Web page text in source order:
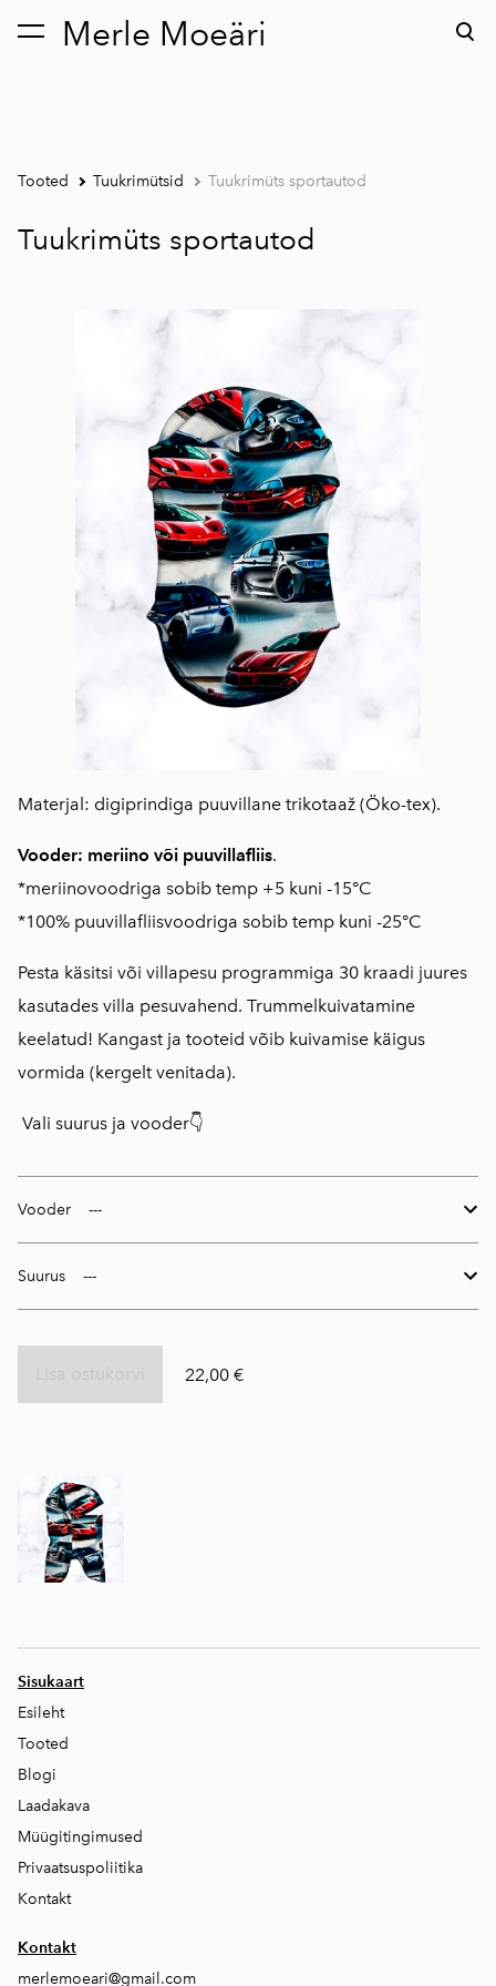
Merle Moeäri
lisati ostukorvi. Vaata ostukorvi
Tooted Tuukrimütsid Tuukrimüts sportautod
Tuukrimüts sportautod
Materjal: digiprindiga puuvillane trikotaaž (Öko-tex).
Vooder: meriino või puuvillafliis.
*meriinovoodriga sobib temp +5 kuni -15°C
*100% puuvillafliisvoodriga sobib temp kuni -25°C
Pesta käsitsi või villapesu programmiga 30 kraadi juures
kasutades villa pesuvahend. Trummelkuivatamine
keelatud! Kangast ja tooteid võib kuivamise käigus
vormida (kergelt venitada).
Vali suurus ja vooder👇
Vooder
Suurus
22,00 €
Sisukaart
Esileht
Tooted
Blogi
Laadakava
Müügitingimused
Privaatsuspoliitika
Kontakt
Kontakt
merlemoeari@gmail.com